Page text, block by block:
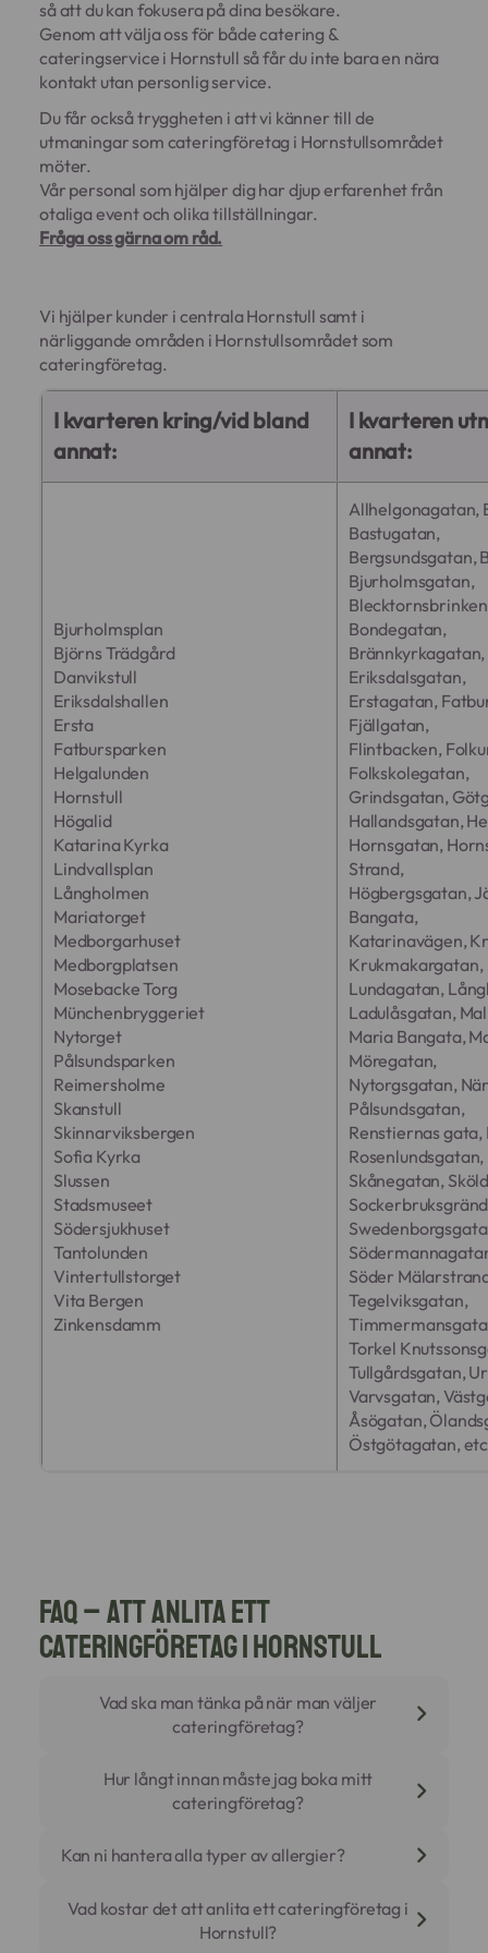
så att du kan fokusera på dina besökare.
Genom att välja oss för både catering &
cateringservice i Hornstull så får du inte bara en nära
kontakt utan personlig service.
Du får också tryggheten i att vi känner till de
utmaningar som cateringföretag i Hornstullsområdet
möter.
Vår personal som hjälper dig har djup erfarenhet från
otaliga event och olika tillställningar.
Fråga oss gärna om råd.
Vi hjälper kunder i centrala Hornstull samt i
närliggande områden i Hornstullsområdet som
cateringföretag.
I kvarteren kring/vid bland
annat:
I kvarteren
annat:
Bjurholmsplan
Björns Trädgård
Danvikstull
Eriksdalshallen
Ersta
Fatbursparken
Helgalunden
Hornstull
Högalid
Katarina Kyrka
Lindvallsplan
Långholmen‎
Mariatorget
Medborgarhuset
Medborgplatsen
Mosebacke Torg
Münchenbryggeriet
Nytorget
Pålsundsparken
Reimersholme
Skanstull
Skinnarviksbergen
Sofia Kyrka
Slussen
Stadsmuseet
Södersjukhuset
Tantolunden
Vintertullstorget
Vita Bergen
Zinkensdamm
Allhelgonagatan,
Bastugatan,
Bergsundsgatan,
Bjurholmsgatan,
Bondegatan,
Eriksdalsgatan,
Erstagatan,
Fjällgatan,
Flintbacken,
Folkskolegatan,
Grindsgatan,
Hallandsgatan,
Hornsgatan,
Strand,
Högbergsgatan,
Bangata,
Katarinavägen,
Krukmakargatan,
Lundagatan,
Ladulåsgatan,
Maria Bangata,
Möregatan,
Nytorgsgatan,
Pålsundsgatan,
Renstiernas gata,
Rosenlundsgatan,
Skånegatan,
Söder
Tegelviksgatan,
Torkel
Tullgårdsgatan,
Varvsgatan,
Åsögatan,
Östgötagatan, etc
FAQ – Att anlita ett
cateringföretag i Hornstull
Vad ska man tänka på när man väljer
cateringföretag?
Viktigast är referenser, logistisk förmåga och
flexibilitet kring specialkost.
Som ett etablerat cateringföretag i
Stockholmsområdet som opererar i Hornstull så
hjälper vi dig med en checklista för att inget ska
Hur långt innan måste jag boka mitt
cateringföretag?
För mindre luncher räcker ofta 3 arbetsdagar.
För större event (bröllop, 50-årsfester) så
personal och råvaror.
Kan ni hantera alla typer av allergier?
Ja, det är en del av vår "gastronomiska
Vad kostar det att anlita ett cateringföretag i
Hornstull?